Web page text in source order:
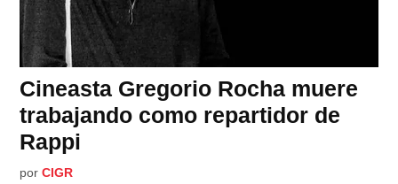
Cineasta Gregorio Rocha muere
trabajando como repartidor de
Rappi
por CIGR